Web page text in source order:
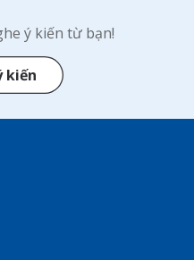
ý kiến từ bạn!
kiến